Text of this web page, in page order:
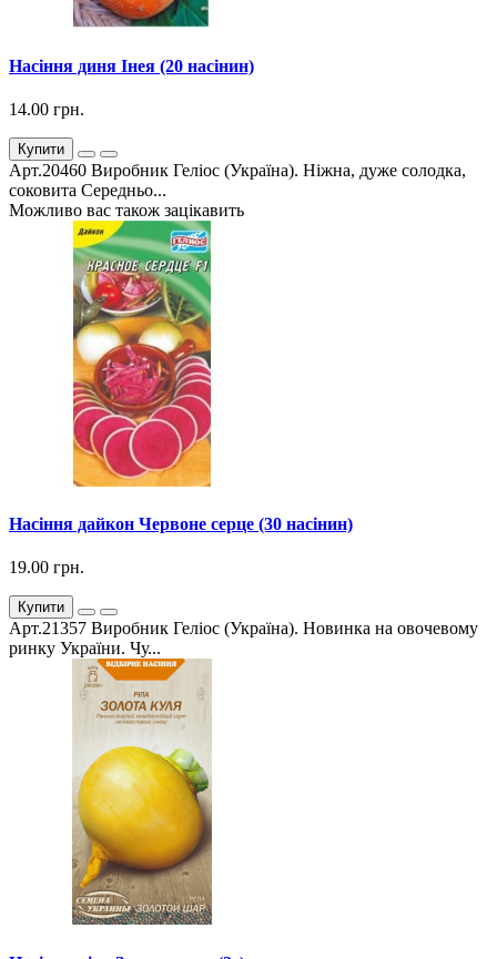
Насіння диня Інея (20 насінин)
14.00 грн.
Купити
Арт.20460 Виробник Геліос (Україна). Ніжна, дуже солодка,
соковита Середньо...
Можливо вас також зацікавить
Насіння дайкон Червоне серце (30 насінин)
19.00 грн.
Купити
Арт.21357 Виробник Геліос (Україна). Новинка на овочевому
ринку України. Чу...